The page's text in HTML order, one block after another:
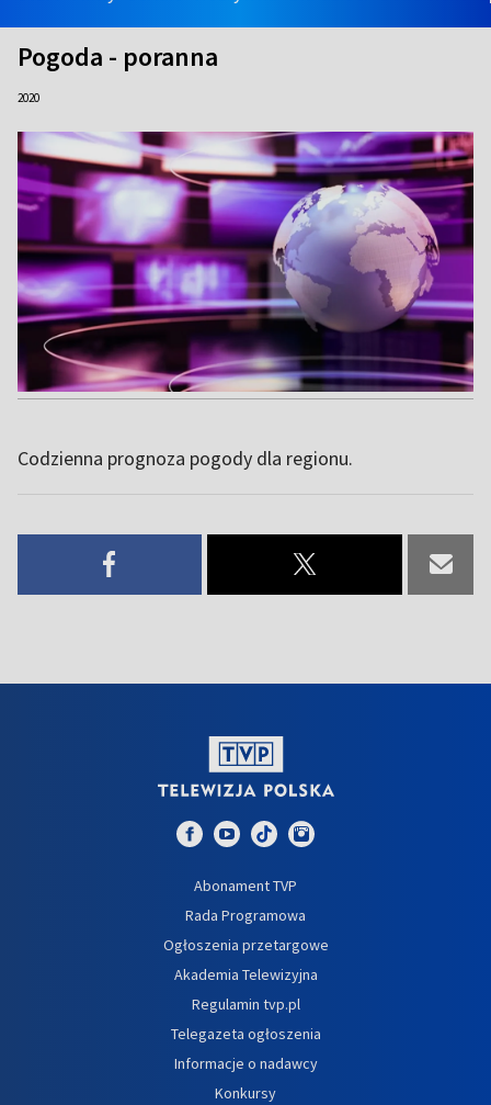
Pogoda - poranna
2020
Codzienna prognoza pogody dla regionu.
Abonament TVP
Rada Programowa
Ogłoszenia przetargowe
Akademia Telewizyjna
Regulamin tvp.pl
Telegazeta ogłoszenia
Informacje o nadawcy
Konkursy